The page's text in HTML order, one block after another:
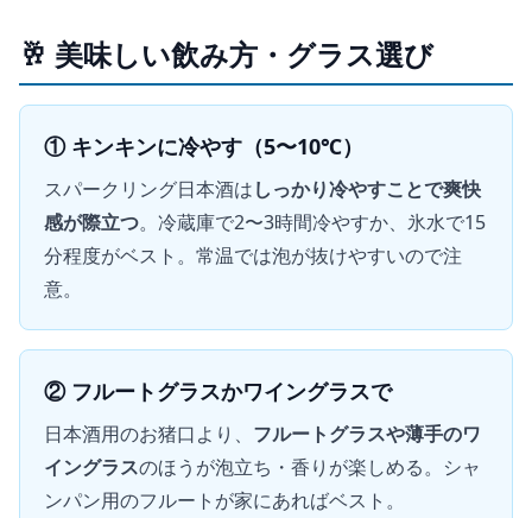
🥂 美味しい飲み方・グラス選び
① キンキンに冷やす（5〜10℃）
スパークリング日本酒はしっかり冷やすことで爽快
感が際立つ。冷蔵庫で2〜3時間冷やすか、氷水で15
分程度がベスト。常温では泡が抜けやすいので注
意。
② フルートグラスかワイングラスで
日本酒用のお猪口より、 フルートグラスや薄手のワ
イングラスのほうが泡立ち・香りが楽しめる。シャ
ンパン用のフルートが家にあればベスト。